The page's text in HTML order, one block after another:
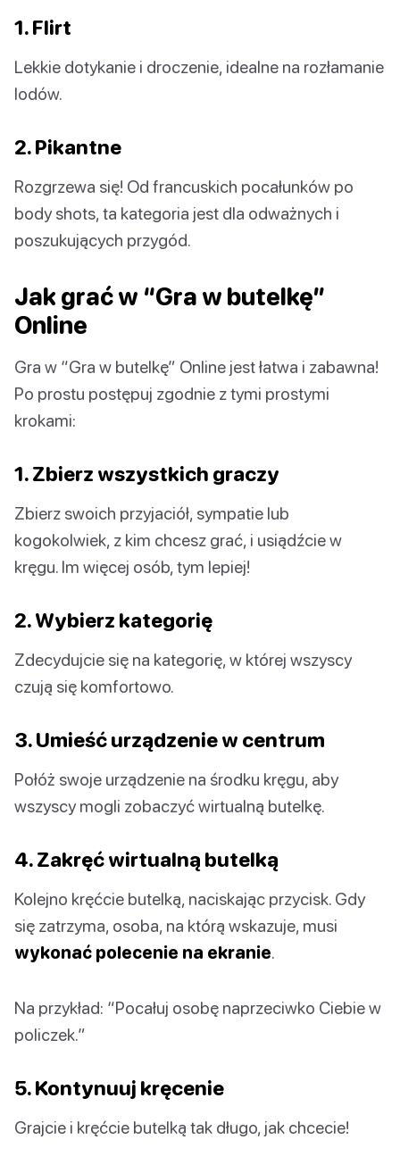
1. Flirt
Lekkie dotykanie i droczenie, idealne na rozłamanie
lodów.
2. Pikantne
Rozgrzewa się! Od francuskich pocałunków po
body shots, ta kategoria jest dla odważnych i
poszukujących przygód.
Jak grać w “Gra w butelkę”
Online
Gra w “Gra w butelkę” Online jest łatwa i zabawna!
Po prostu postępuj zgodnie z tymi prostymi
krokami:
1. Zbierz wszystkich graczy
Zbierz swoich przyjaciół, sympatie lub
kogokolwiek, z kim chcesz grać, i usiądźcie w
kręgu. Im więcej osób, tym lepiej!
2. Wybierz kategorię
Zdecydujcie się na kategorię, w której wszyscy
czują się komfortowo.
3. Umieść urządzenie w centrum
Połóż swoje urządzenie na środku kręgu, aby
wszyscy mogli zobaczyć wirtualną butelkę.
4. Zakręć wirtualną butelką
Kolejno kręćcie butelką, naciskając przycisk. Gdy
się zatrzyma, osoba, na którą wskazuje, musi
wykonać polecenie na ekranie.
Na przykład: “Pocałuj osobę naprzeciwko Ciebie w
policzek.”
5. Kontynuuj kręcenie
Grajcie i kręćcie butelką tak długo, jak chcecie!